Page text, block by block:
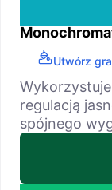
Utwórz
regulacją
spójnego